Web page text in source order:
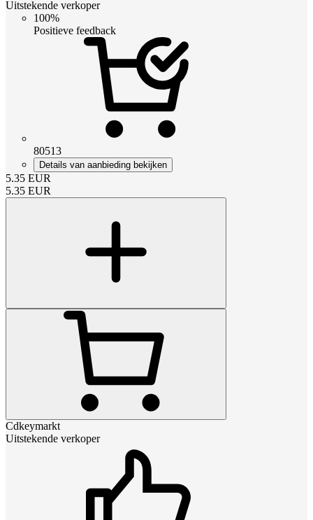
Uitstekende verkoper
100%
Positieve feedback
80513
Details van aanbieding bekijken
5.35 EUR
5.35 EUR
Cdkeymarkt
Uitstekende verkoper